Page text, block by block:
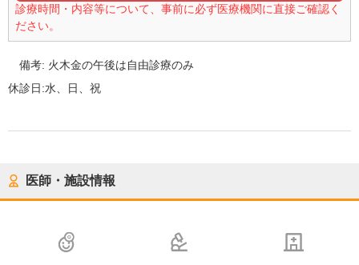
診療時間・内容等について、事前に必ず医療機関に直接ご確認く
ださい。
備考: 火木金の午後は自由診療のみ
休診日:水、日、祝
医師・施設情報